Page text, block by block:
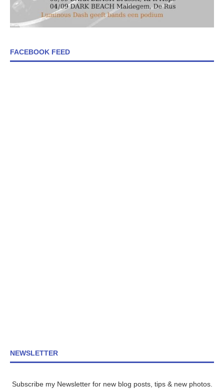
FACEBOOK FEED
NEWSLETTER
Subscribe my Newsletter for new blog posts, tips & new photos.